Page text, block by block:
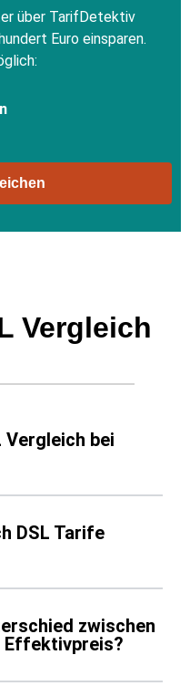
über TarifDetektiv
Euro einsparen.
Vergleich
Vergleich bei
DSL Tarife
zwischen
Effektivpreis?